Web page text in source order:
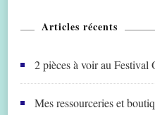
Articles récents
2 pièces à voir au Festival
Mes ressourceries et